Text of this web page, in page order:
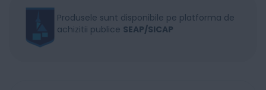
Produsele sunt disponibile pe platforma de
achizitii publice SEAP/SICAP